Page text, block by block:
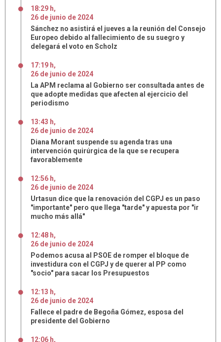
18:29 h,
26 de junio de 2024
Sánchez no asistirá el jueves a la reunión del Consejo
Europeo debido al fallecimiento de su suegro y
delegará el voto en Scholz
17:19 h,
26 de junio de 2024
La APM reclama al Gobierno ser consultada antes de
que adopte medidas que afecten al ejercicio del
periodismo
13:43 h,
26 de junio de 2024
Diana Morant suspende su agenda tras una
intervención quirúrgica de la que se recupera
favorablemente
12:56 h,
26 de junio de 2024
Urtasun dice que la renovación del CGPJ es un paso
"importante" pero que llega "tarde" y apuesta por "ir
mucho más allá"
12:48 h,
26 de junio de 2024
Podemos acusa al PSOE de romper el bloque de
investidura con el CGPJ y de querer al PP como
"socio" para sacar los Presupuestos
12:13 h,
26 de junio de 2024
Fallece el padre de Begoña Gómez, esposa del
presidente del Gobierno
12:06 h,